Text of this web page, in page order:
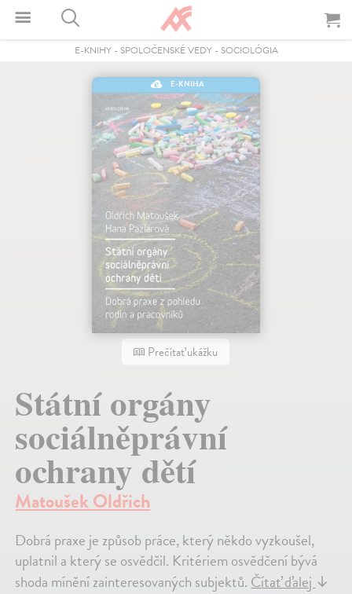
E-KNIHY- SPOLOČENSKÉ VEDY- SOCIOLÓGIA
E-KNIHA
Prečítať ukážku
Státní orgány
sociálněprávní
ochrany dětí
Matoušek Oldřich
Dobrá praxe je způsob práce, který někdo vyzkoušel,
uplatnil a který se osvědčil. Kritériem osvědčení bývá
shoda mínění zainteresovaných subjektů. Čítať ďalej ↓